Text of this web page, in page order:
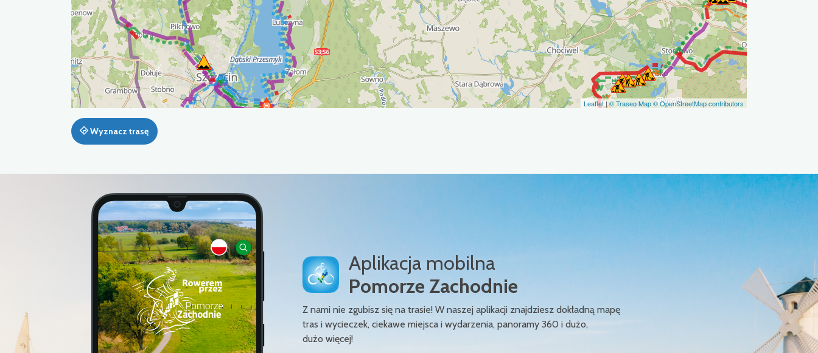
Leaflet |© Traseo Map© OpenStreetMap contributors
Wyznacz trasę
Aplikacja mobilna
Pomorze Zachodnie
Z nami nie zgubisz się na trasie! W naszej aplikacji znajdziesz dokładną mapę
tras i wycieczek, ciekawe miejsca i wydarzenia, panoramy 360 i dużo,
dużo więcej!